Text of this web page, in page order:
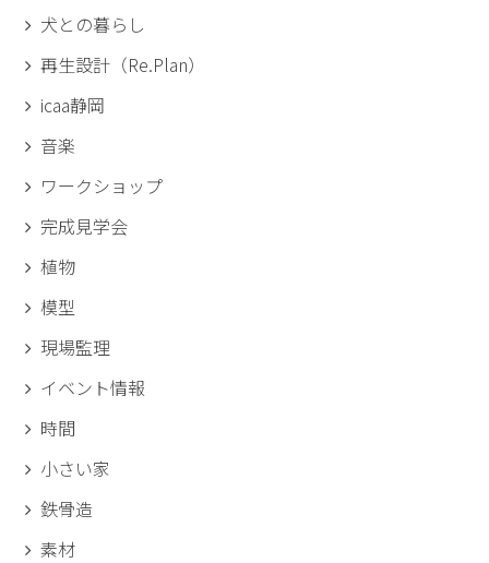
犬との暮らし
再生設計（Re.Plan）
icaa静岡
音楽
ワークショップ
完成見学会
植物
模型
現場監理
イベント情報
時間
小さい家
鉄骨造
素材